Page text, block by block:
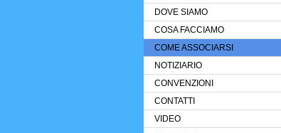
DOVE SIAMO
COSA FACCIAMO
COME ASSOCIARSI
NOTIZIARIO
CONVENZIONI
CONTATTI
VIDEO